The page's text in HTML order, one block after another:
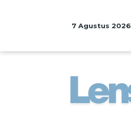
7 Agustus 2026